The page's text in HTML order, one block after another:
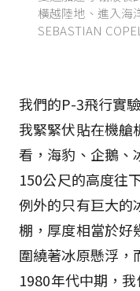
橫越陸地、進入海
SEBASTIAN
我們的P-3飛行實
我緊緊伏貼在機艙
看，海豹、企鵝、
150公尺的高度往
例外的只有巨大的
棚，厚度相當於好
圍繞著冰原懸浮，
1980年代中期，